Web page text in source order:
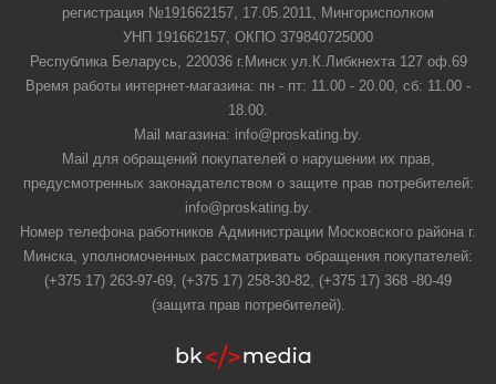
регистрация №191662157, 17.05.2011, Мингорисполком
УНП 191662157, ОКПО 379840725000
Республика Беларусь, 220036 г.Минск ул.К.Либкнехта 127 оф.69
Время работы интернет-магазина: пн - пт: 11.00 - 20.00, сб: 11.00 -
18.00.
Mail магазина: info@proskating.by.
Mail для обращений покупателей о нарушении их прав,
предусмотренных законадателством о защите прав потребителей:
info@proskating.by.
Номер телефона работников Администрации Московского района г.
Минска, уполномоченных рассматривать обращения покупателей:
(+375 17) 263-97-69, (+375 17) 258-30-82, (+375 17) 368 -80-49
(защита прав потребителей).